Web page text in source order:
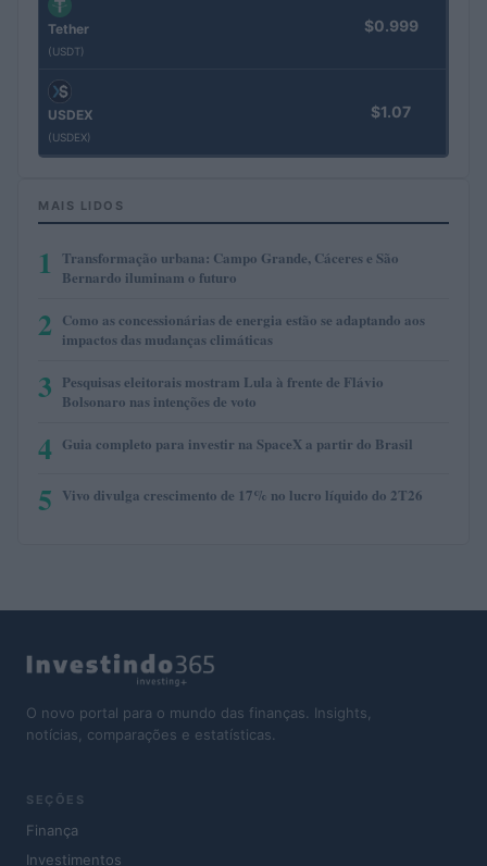
Tether
(USDT)
$0.999
USDEX
(USDEX)
$1.07
MAIS LIDOS
1 Transformação urbana: Campo Grande, Cáceres e São
Bernardo iluminam o futuro
2 Como as concessionárias de energia estão se adaptando aos
impactos das mudanças climáticas
3 Pesquisas eleitorais mostram Lula à frente de Flávio
Bolsonaro nas intenções de voto
4 Guia completo para investir na SpaceX a partir do Brasil
5 Vivo divulga crescimento de 17% no lucro líquido do 2T26
O novo portal para o mundo das finanças. Insights,
notícias, comparações e estatísticas.
SEÇÕES
Finança
Investimentos